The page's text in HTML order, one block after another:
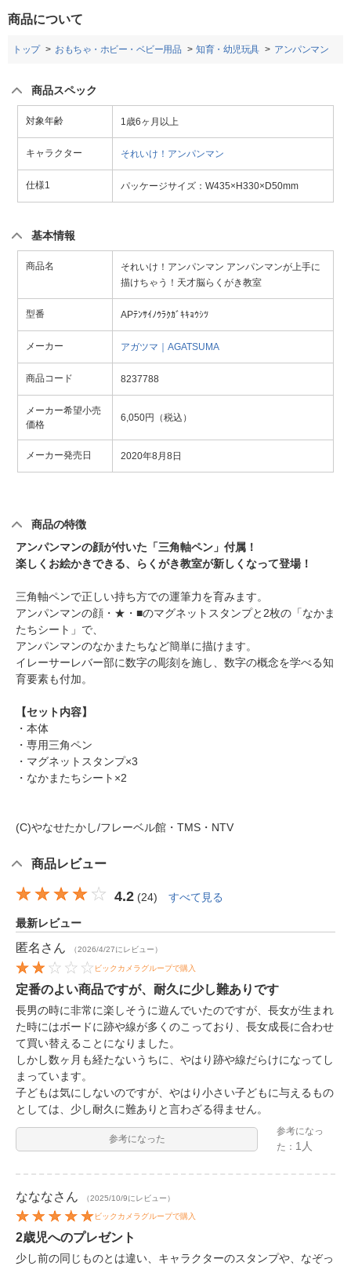
商品について
トップ おもちゃ・ホビー・ベビー用品 知育・幼児玩具 アンパンマン
商品スペック
対象年齢 1歳6ヶ月以上
キャラクター それいけ！アンパンマン
仕様1 パッケージサイズ：W435×H330×D50mm
基本情報
商品名
それいけ！アンパンマン アンパンマンが上手に
描けちゃう！天才脳らくがき教室
型番 APﾃﾝｻｲﾉｳﾗｸｶﾞｷｷｮｳｼﾂ
メーカー アガツマ｜AGATSUMA
商品コード 8237788
メーカー希望小売
価格
6,050円（税込）
メーカー発売日 2020年8月8日
商品の特徴
アンパンマンの顔が付いた「三角軸ペン」付属！
楽しくお絵かきできる、らくがき教室が新しくなって登場！
三角軸ペンで正しい持ち方での運筆力を育みます。
アンパンマンの顔・★・■のマグネットスタンプと2枚の「なかま
たちシート」で、
アンパンマンのなかまたちなど簡単に描けます。
イレーサーレバー部に数字の彫刻を施し、数字の概念を学べる知
育要素も付加。
【セット内容】
・本体
・専用三角ペン
・マグネットスタンプ×3
・なかまたちシート×2
(C)やなせたかし/フレーベル館・TMS・NTV
商品レビュー
4.2 (24) すべて見る
最新レビュー
匿名 さん （2026/4/27にレビュー）
ビックカメラグループで購入
定番のよい商品ですが、耐久に少し難ありです
長男の時に非常に楽しそうに遊んでいたのですが、長女が生まれ
た時にはボードに跡や線が多くのこっており、長女成長に合わせ
て買い替えることになりました。
しかし数ヶ月も経たないうちに、やはり跡や線だらけになってし
まっています。
子どもは気にしないのですが、やはり小さい子どもに与えるもの
としては、少し耐久に難ありと言わざる得ません。
参考になった
参考になっ
た： 1人
なななさん （2025/10/9にレビュー）
ビックカメラグループで購入
2歳児へのプレゼント
少し前の同じものとは違い、キャラクターのスタンプや、なぞっ